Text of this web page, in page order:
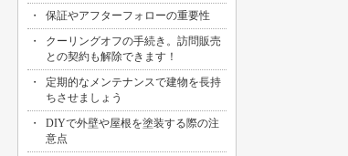
愛知県知多市のお客様より、外壁塗装・
ベランダ防水工事の御見積依頼を頂きま
した！
2026/07/29
名古屋市中川区のお客様より、外壁その
他塗装工事の御見積依頼を頂きました！
2026/07/31
海部郡大治町のお客様より、屋根・外壁
保証やアフターフォローの重要性
クーリングオフの手続き。訪問販売
との契約も解除できます！
定期的なメンテナンスで建物を長持
ちさせましょう
DIYで外壁や屋根を塗装する際の注
意点